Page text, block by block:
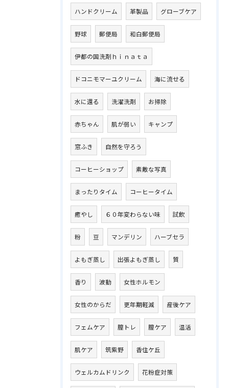
ハンドクリーム 革製品 グローブケア
野球 郵便局 和白郵便局
伊都の国洗剤ｈｉｎａｔａ
ドコニモマーユクリーム 海に流せる
水に還る 洗濯洗剤 お掃除
赤ちゃん 肌が弱い キャンプ
窓ふき 自然を守ろう
コーヒーショップ 素敵な写真
まったりタイム コーヒータイム
癒やし ６０年変わらない味 試飲
粉 豆 マンデリン ハーブセラ
よもぎ蒸し 出張よもぎ蒸し 質
香り 波動 女性ホルモン
女性のからだ 更年期軽減 産後ケア
フェムケア 膣トレ 膣ケア 温活
肌ケア 筑紫野 香住ケ丘
ウェルカムドリンク 花粉症対策